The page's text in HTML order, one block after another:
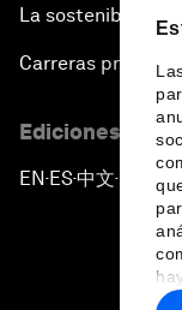
La sostenibilidad
Carreras
Ediciones en
EN ▪ ES▪中文▪ 日本語